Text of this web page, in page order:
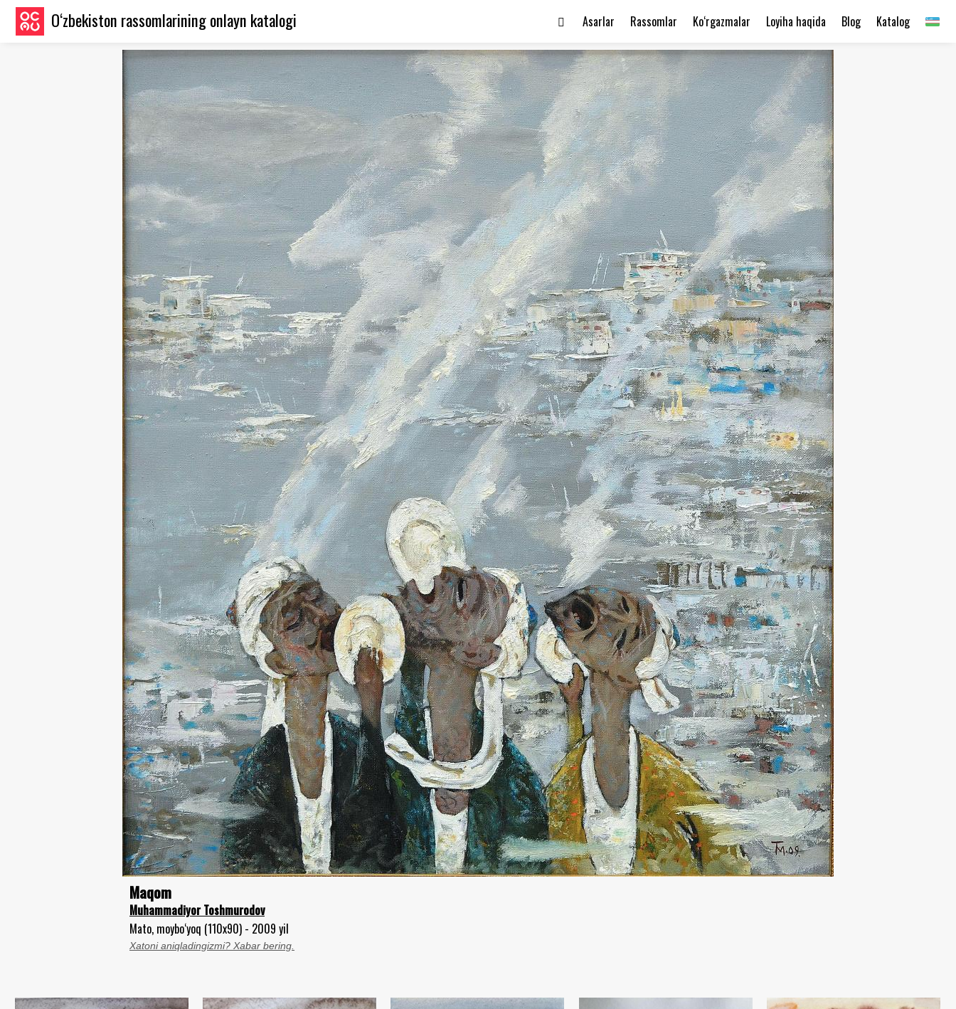
O‘zbekiston rassomlarining onlayn katalogi Katalog
Blog
Loyiha haqida
Ko‘rgazmalar
Rassomlar
Asarlar
Maqom
Muhammadiyor Toshmurodov
Mato, moybo‘yoq (110x90) - 2009 yil
Xatoni aniqladingizmi? Xabar bering.